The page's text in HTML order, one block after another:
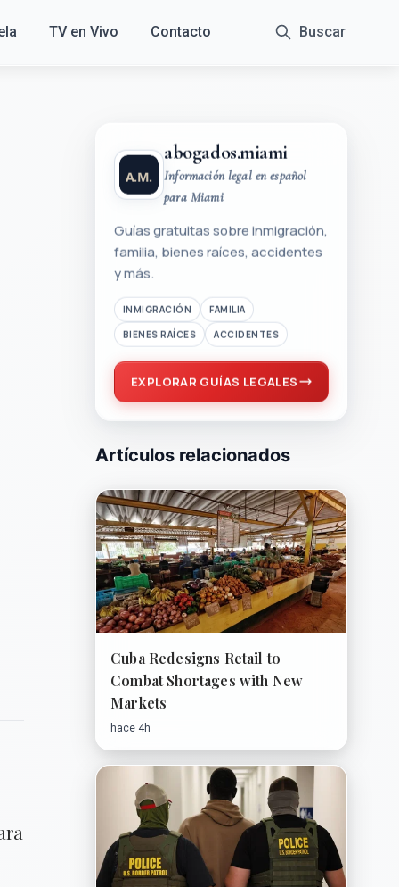
TV en Vivo Contacto Buscar
abogados.miami
Información legal en español
para Miami
Guías gratuitas sobre inmigración,
familia, bienes raíces, accidentes
y más.
INMIGRACIÓN
FAMILIA
BIENES RAÍCES
ACCIDENTES
EXPLORAR GUÍAS LEGALES
Artículos relacionados
Cuba Redesigns Retail to
Combat Shortages with New
Markets
hace 4h